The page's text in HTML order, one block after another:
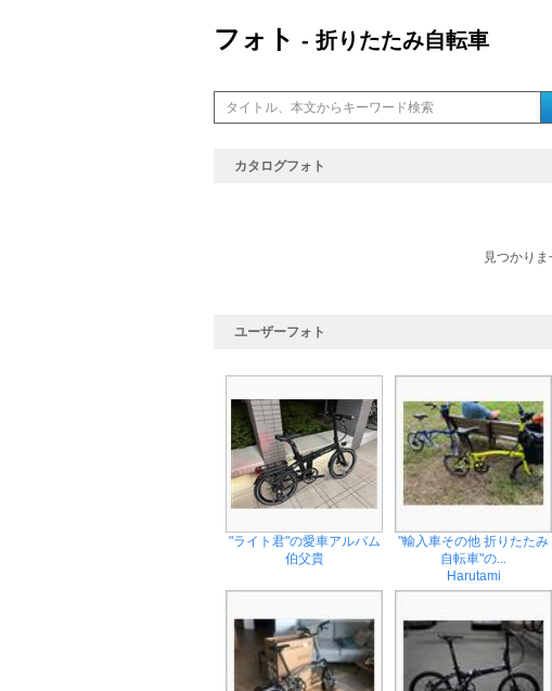
フォト - 折りたたみ自転車
カタログフォト
見つかりま
ユーザーフォト
"ライト君"の愛車アルバム
伯父貴
"輸入車その他 折りたたみ
自転車"の...
Harutami